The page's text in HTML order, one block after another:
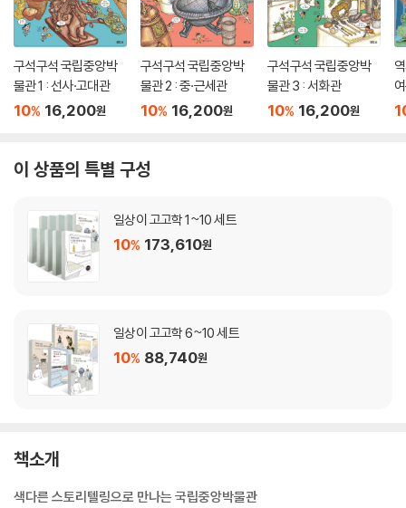
구석구석 국립중앙박
물관 1 : 선사·고대관
10% 16,200원
구석구석 국립중앙박
물관 2 : 중·근세관
10% 16,200원
구석구석 국립중앙박
물관 3 : 서화관
10% 16,200원
관
이 상품의 특별 구성
일상이 고고학 1~10 세트
10% 173,610원
일상이 고고학 6~10 세트
10% 88,740원
책소개
색다른 스토리텔링으로 만나는 국립중앙박물관